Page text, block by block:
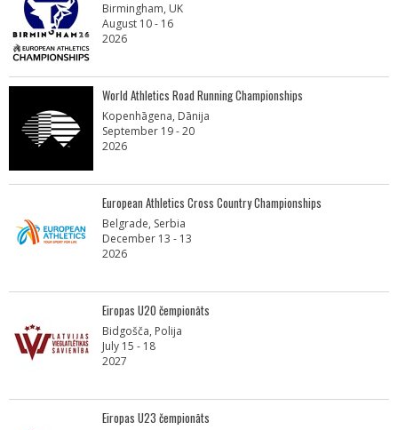
Birmingham, UK
August 10 - 16
2026
World Athletics Road Running Championships
Kopenhāgena, Dānija
September 19 - 20
2026
European Athletics Cross Country Championships
Belgrade, Serbia
December 13 - 13
2026
Eiropas U20 čempionāts
Bidgošča, Polija
July 15 - 18
2027
Eiropas U23 čempionāts